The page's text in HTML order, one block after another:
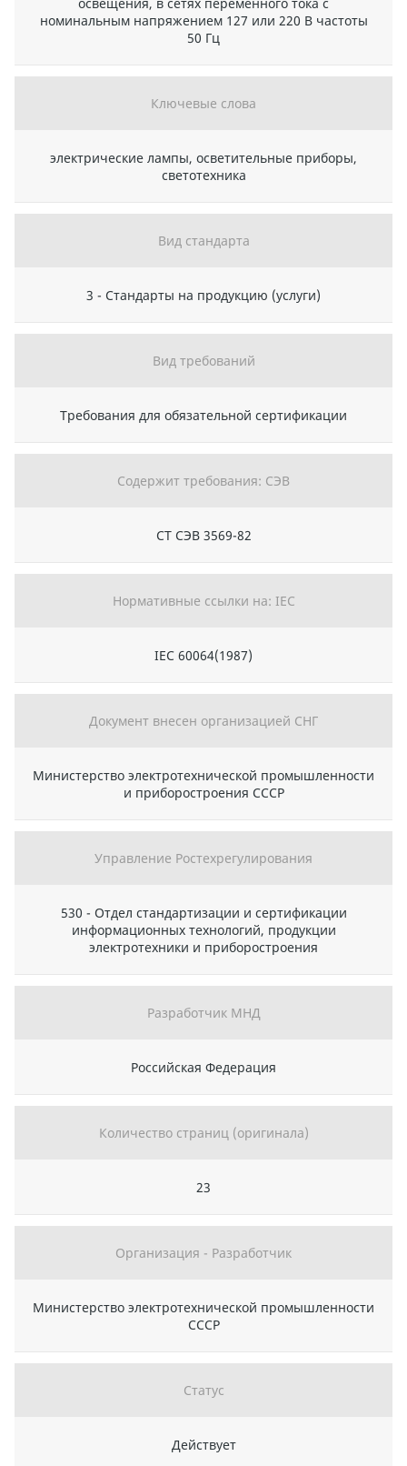
освещения, в сетях переменного тока с
номинальным напряжением 127 или 220 В частоты
50 Гц
Ключевые слова
электрические лампы, осветительные приборы,
светотехника
Вид стандарта
3 - Стандарты на продукцию (услуги)
Вид требований
Требования для обязательной сертификации
Содержит требования: СЭВ
СТ СЭВ 3569-82
Нормативные ссылки на: IEC
IEC 60064(1987)
Документ внесен организацией СНГ
Министерство электротехнической промышленности
и приборостроения СССР
Управление Ростехрегулирования
530 - Отдел стандартизации и сертификации
информационных технологий, продукции
электротехники и приборостроения
Разработчик МНД
Российская Федерация
Количество страниц (оригинала)
23
Организация - Разработчик
Министерство электротехнической промышленности
СССР
Статус
Действует